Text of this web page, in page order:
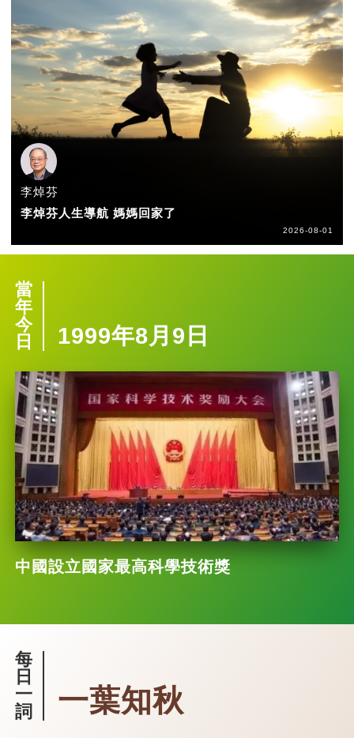
李焯芬
李焯芬人生導航 媽媽回家了
2026-08-01
當
年
今
日
1999年8月9日
中國設立國家最高科學技術獎
每
日
一
詞
一葉知秋